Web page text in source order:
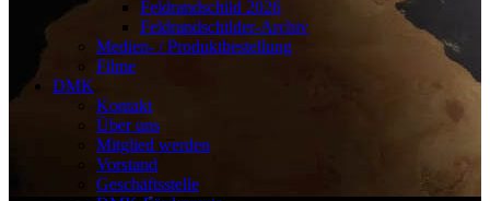
Feldrandschild 2026
Feldrandschilder-Archiv
Medien- / Produktbestellung
Filme
DMK
Kontakt
Über uns
Mitglied werden
Vorstand
Geschäftsstelle